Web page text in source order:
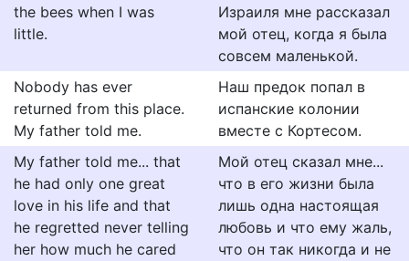
the bees when I was
little.
Израиля мне рассказал
мой отец, когда я была
совсем маленькой.
Nobody has ever
returned from this place.
My father told me.
Наш предок попал в
испанские колонии
вместе с Кортесом.
My father told me... that
he had only one great
love in his life and that
he regretted never telling
her how much he cared
Мой отец сказал мне...
что в его жизни была
лишь одна настоящая
любовь и что ему жаль,
что он так никогда и не